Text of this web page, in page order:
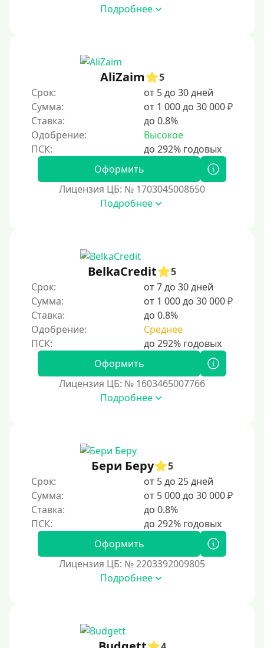
Подробнее
AliZaim
5
Срок:
от 5 до 30 дней
Сумма:
от 1 000 до 30 000 ₽
Ставка:
до 0.8%
Одобрение:
Высокое
Оформить
Лицензия ЦБ: № 1703045008650
Подробнее
BelkaCredit
5
Срок:
от 7 до 30 дней
Сумма:
от 1 000 до 30 000 ₽
Ставка:
до 0.8%
Одобрение:
Среднее
Оформить
Лицензия ЦБ: № 1603465007766
Подробнее
Бери Беру
5
Срок:
от 5 до 25 дней
Сумма:
от 5 000 до 30 000 ₽
Ставка:
до 0.8%
Оформить
Лицензия ЦБ: № 2203392009805
Подробнее